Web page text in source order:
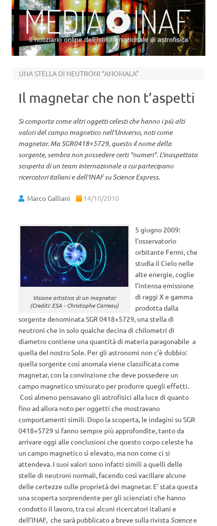
Il notiziario online dell’Istituto nazionale di astrofisica
UNA STELLA DI NEUTRONI “ANOMALA”
Il magnetar che non t’aspetti
Si comporta come altri oggetti celesti che hanno i più alti
valori del campo magnetico nell'Universo, noti come
magnetar. Ma SGR0418+5729, questo il nome della
sorgente, sembra non possedere certi "numeri". L'inaspettata
scoperta di un team internazionale a cui partecipano
ricercatori italiani e dell'INAF su Science Express.
Marco Galliani 14/10/2010
Visione artistica di un magnetar
(Crediti: ESA - Christophe Carreau)
5 giugno 2009:
l’osservatorio
orbitante Fermi, che
studia il Cielo nelle
alte energie, coglie
l’intensa emissione
di raggi X e gamma
prodotta dalla
sorgente denominata SGR 0418+5729, una stella di
neutroni che in solo qualche decina di chilometri di
diametro contiene una quantità di materia paragonabile a
quella del nostro Sole. Per gli astronomi non c’è dubbio:
quella sorgente così anomala viene classificata come
magnetar, con la convinzione che deve possedere un
campo magnetico smisurato per produrre quegli effetti.
Così almeno pensavano gli astrofisici alla luce di quanto
fino ad allora noto per oggetti che mostravano
comportamenti simili. Dopo la scoperta, le indagini su SGR
0418+5729 si fanno sempre più approfondite, tanto da
arrivare oggi alle conclusioni che questo corpo celeste ha
un campo magnetico sì elevato, ma non come ci si
attendeva. I suoi valori sono infatti simili a quelli delle
stelle di neutroni normali, facendo così vacillare alcune
delle certezze sulle proprietà dei magnetar. E’ stata questa
una scoperta sorprendente per gli scienziati che hanno
condotto il lavoro, tra cui alcuni ricercatori italiani e
dell’INAF, che sarà pubblicato a breve sulla rivistaSciencee